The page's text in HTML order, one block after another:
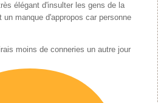
élégant d'insulter les gens de la
manque d'appropos car personne
moins de conneries un autre jour